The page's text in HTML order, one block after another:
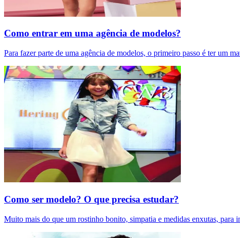
Como entrar em uma agência de modelos?
Para fazer parte de uma agência de modelos, o primeiro passo é ter um
Como ser modelo? O que precisa estudar?
Muito mais do que um rostinho bonito, simpatia e medidas enxutas, para